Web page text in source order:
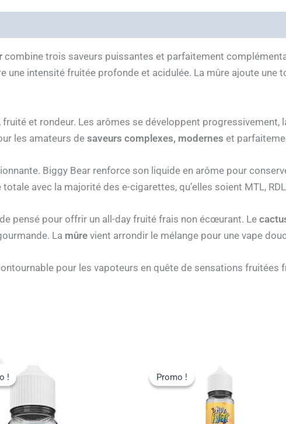
combine trois saveurs puissantes et parfaitement
intensité fruitée profonde et acidulée. La mûre ajoute une
fruité et rondeur. Les arômes se développent progressivement,
les amateurs de saveurs complexes, modernes et
Biggy Bear renforce son liquide en arôme pour
avec la majorité des e-cigarettes, qu’elles soient MTL,
pensé pour offrir un all-day fruité frais non écœurant. Le
La mûre vient arrondir le mélange pour une vape
pour les vapoteurs en quête de sensations fruitées
!
! Promo !
Promo !